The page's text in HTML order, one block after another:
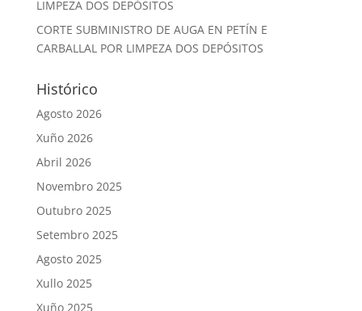
LIMPEZA DOS DEPÓSITOS
CORTE SUBMINISTRO DE AUGA EN PETÍN E
CARBALLAL POR LIMPEZA DOS DEPÓSITOS
Histórico
Agosto 2026
Xuño 2026
Abril 2026
Novembro 2025
Outubro 2025
Setembro 2025
Agosto 2025
Xullo 2025
Xuño 2025